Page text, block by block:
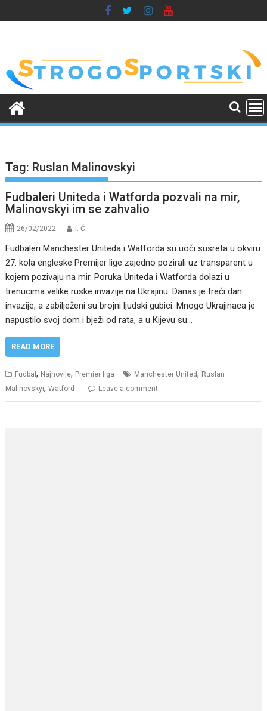
to
Tag: Ruslan Malinovskyi
Fudbaleri Uniteda i Watforda pozvali na mir,
Malinovskyi im se zahvalio
26/02/2022 I. Ć.
Fudbaleri Manchester Uniteda i Watforda su uoči susreta u okviru
27. kola engleske Premijer lige zajedno pozirali uz transparent u
kojem pozivaju na mir. Poruka Uniteda i Watforda dolazi u
trenucima velike ruske invazije na Ukrajinu. Danas je treći dan
invazije, a zabilježeni su brojni ljudski gubici. Mnogo Ukrajinaca je
napustilo svoj dom i bježi od rata, a u Kijevu su…
READ MORE
Fudbal, Najnovije, Premier liga Manchester United, Ruslan
Malinovskyi,Watford Leave a comment